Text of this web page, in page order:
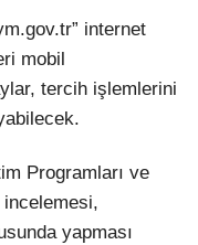
internet
mobil
tercih işlemlerini
Programları ve
incelemesi,
yapması